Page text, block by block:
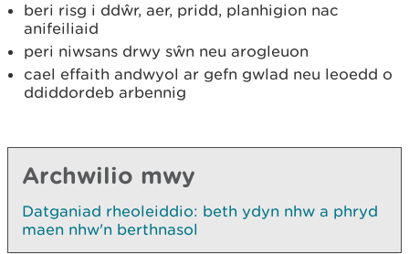
beri risg i ddŵr, aer, pridd, planhigion nac
anifeiliaid
peri niwsans drwy sŵn neu arogleuon
cael effaith andwyol ar gefn gwlad neu leoedd o
ddiddordeb arbennig
Archwilio mwy
Datganiad rheoleiddio: beth ydyn nhw a phryd
maen nhw'n berthnasol